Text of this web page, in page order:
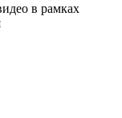
в рамках